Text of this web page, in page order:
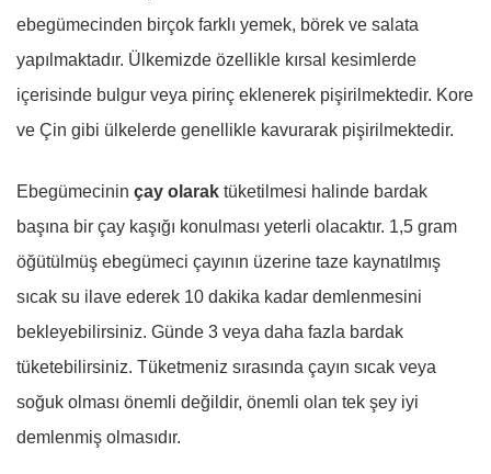
ebegümecinden birçok farklı yemek, börek ve salata
yapılmaktadır. Ülkemizde özellikle kırsal kesimlerde
içerisinde bulgur veya pirinç eklenerek pişirilmektedir. Kore
ve Çin gibi ülkelerde genellikle kavurarak pişirilmektedir.
Ebegümecinin çay olarak tüketilmesi halinde bardak
başına bir çay kaşığı konulması yeterli olacaktır. 1,5 gram
öğütülmüş ebegümeci çayının üzerine taze kaynatılmış
sıcak su ilave ederek 10 dakika kadar demlenmesini
bekleyebilirsiniz. Günde 3 veya daha fazla bardak
tüketebilirsiniz. Tüketmeniz sırasında çayın sıcak veya
soğuk olması önemli değildir, önemli olan tek şey iyi
demlenmiş olmasıdır.